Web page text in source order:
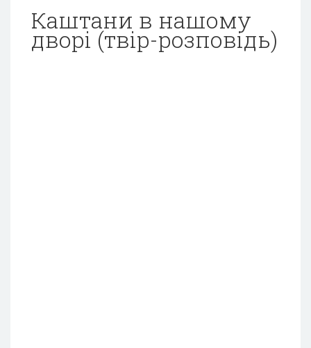
Каштани в нашому
дворі (твір-розповідь)